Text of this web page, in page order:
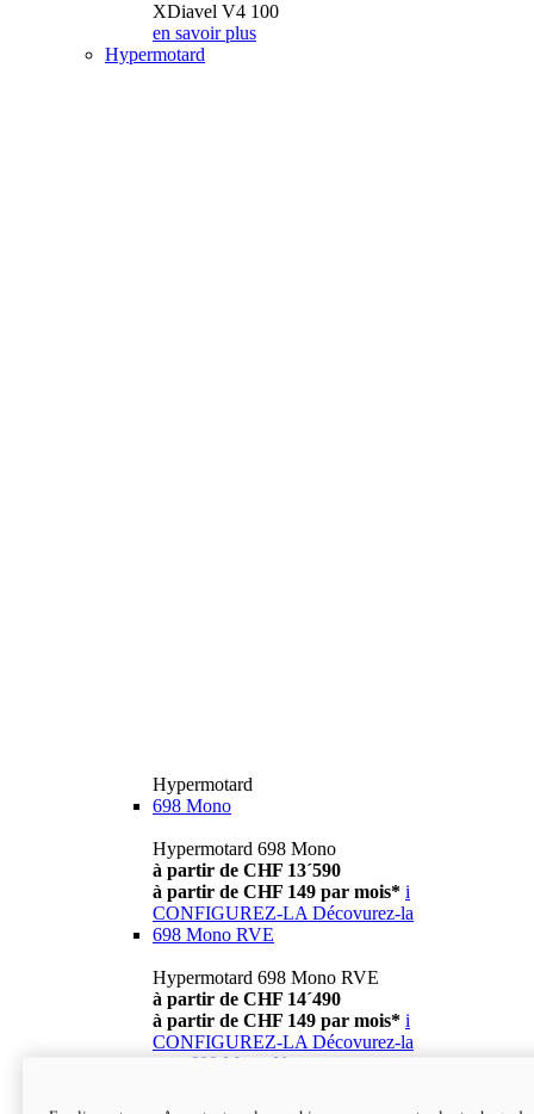
XDiavel V4 100
en savoir plus
Hypermotard
Hypermotard
698 Mono
Hypermotard 698 Mono
à partir de CHF 13´590
à partir de CHF 149 par mois* i
CONFIGUREZ-LA Décovurez-la
698 Mono RVE
Hypermotard 698 Mono RVE
à partir de CHF 14´490
à partir de CHF 149 par mois* i
CONFIGUREZ-LA Décovurez-la
698 Mono Nera
Hypermotard 698 Mono Nera